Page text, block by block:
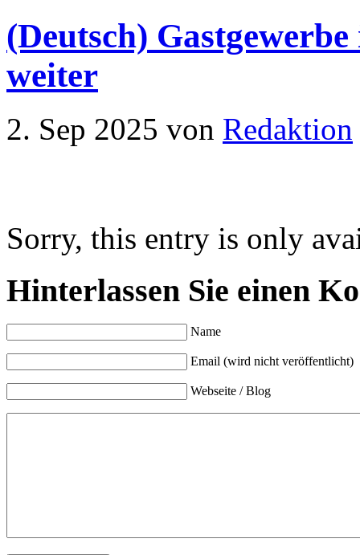
(Deutsch)
weiter
2. Sep 2025 von Redaktion
Sorry, this entry is only
Hinterlassen Sie einen
Name
Email (wird nicht veröffentlicht)
Webseite / Blog